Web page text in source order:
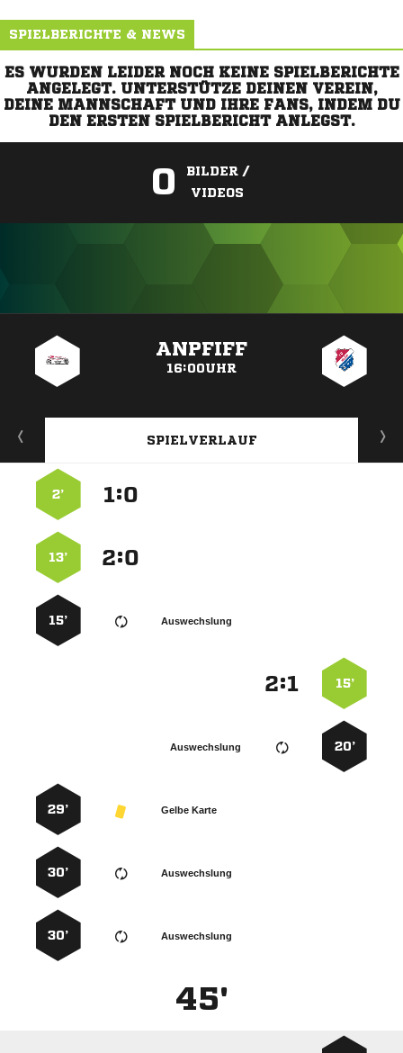
SPIELBERICHTE & NEWS
ES WURDEN LEIDER NOCH KEINE SPIELBERICHTE
ANGELEGT. UNTERSTÜTZE DEINEN VEREIN,
DEINE MANNSCHAFT UND IHRE FANS, INDEM DU
DEN ERSTEN SPIELBERICHT ANLEGST.
0
BILDER /
VIDEOS
ANPFIFF
16:00UHR
SPIELVERLAUF
:
2’
:
13’
Auswechslung
15’
15’
:
20’
Auswechslung
Gelbe Karte
29’
Auswechslung
30’
Auswechslung
30’
45'